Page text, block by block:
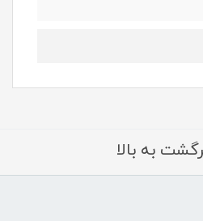
به بالا